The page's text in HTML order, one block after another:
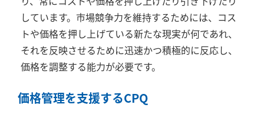
しています。市場競争力を維持するためには、コス
トや価格を押し上げている新たな現実が何であれ、
それを反映させるために迅速かつ積極的に反応し、
価格を調整する能力が必要です。
価格管理を支援するCPQ